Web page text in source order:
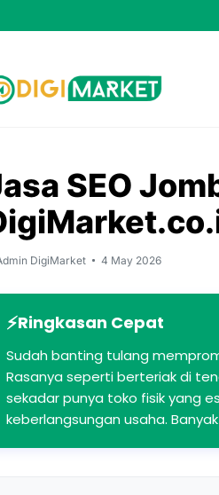
SEO
DigiMarket 4 May 2026
Ringkasan Cepat
Sudah banting tulang
Rasanya seperti berteriak di
sekadar punya toko fisik yang
keberlangsungan usaha.